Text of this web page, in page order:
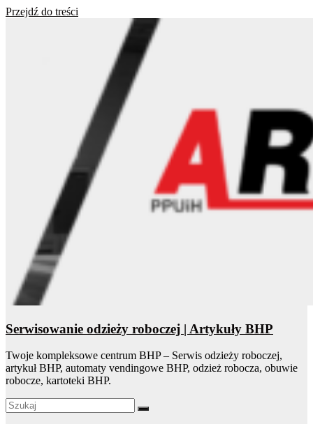
Przejdź do treści
Serwisowanie odzieży roboczej | Artykuły BHP
Twoje kompleksowe centrum BHP – Serwis odzieży roboczej,
artykuł BHP, automaty vendingowe BHP, odzież robocza, obuwie
robocze, kartoteki BHP.